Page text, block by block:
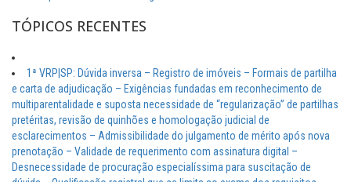
TÓPICOS RECENTES
1ª VRP|SP: Dúvida inversa – Registro de imóveis – Formais de partilha
e carta de adjudicação – Exigências fundadas em reconhecimento de
multiparentalidade e suposta necessidade de “regularização” de partilhas
pretéritas, revisão de quinhões e homologação judicial de
esclarecimentos – Admissibilidade do julgamento de mérito após nova
prenotação – Validade de requerimento com assinatura digital –
Desnecessidade de procuração especialíssima para suscitação de